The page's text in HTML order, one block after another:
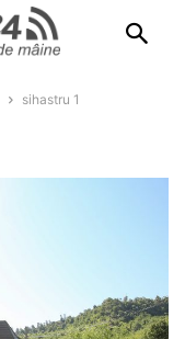
sihastru 1